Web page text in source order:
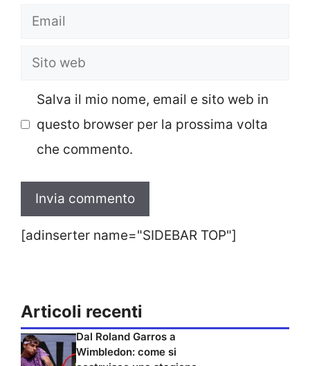
Email
Sito
Salva il mio nome, email e sito web in
questo browser per la prossima volta
che commento.
[adinserter name="SIDEBAR TOP"]
Articoli recenti
Dal Roland Garros a
Wimbledon: come si